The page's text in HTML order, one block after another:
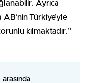
Ayrıca
Türkiye’yle
kılmaktadır.”
arasında